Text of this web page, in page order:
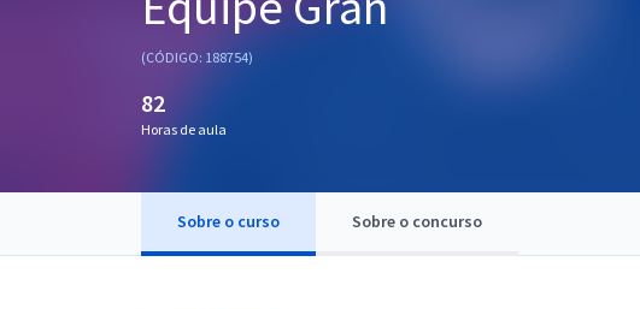
Questões grátis
(CÓDIGO: 188754)
82
Horas de aula
Sobre o curso Sobre o concurso